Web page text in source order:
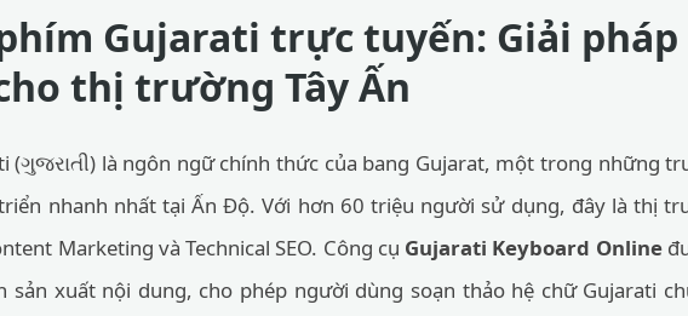
Gujarati trực tuyến: Giải pháp
thị trường Tây Ấn
(ગુજરાતી) là ngôn ngữ chính thức của bang Gujarat, một trong những
nhanh nhất tại Ấn Độ. Với hơn 60 triệu người sử dụng, đây là thị
Marketing và Technical SEO. Công cụ Gujarati Keyboard Online
sản xuất nội dung, cho phép người dùng soạn thảo hệ chữ Gujarati